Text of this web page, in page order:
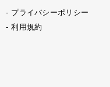
プライバシーポリシー
利用規約